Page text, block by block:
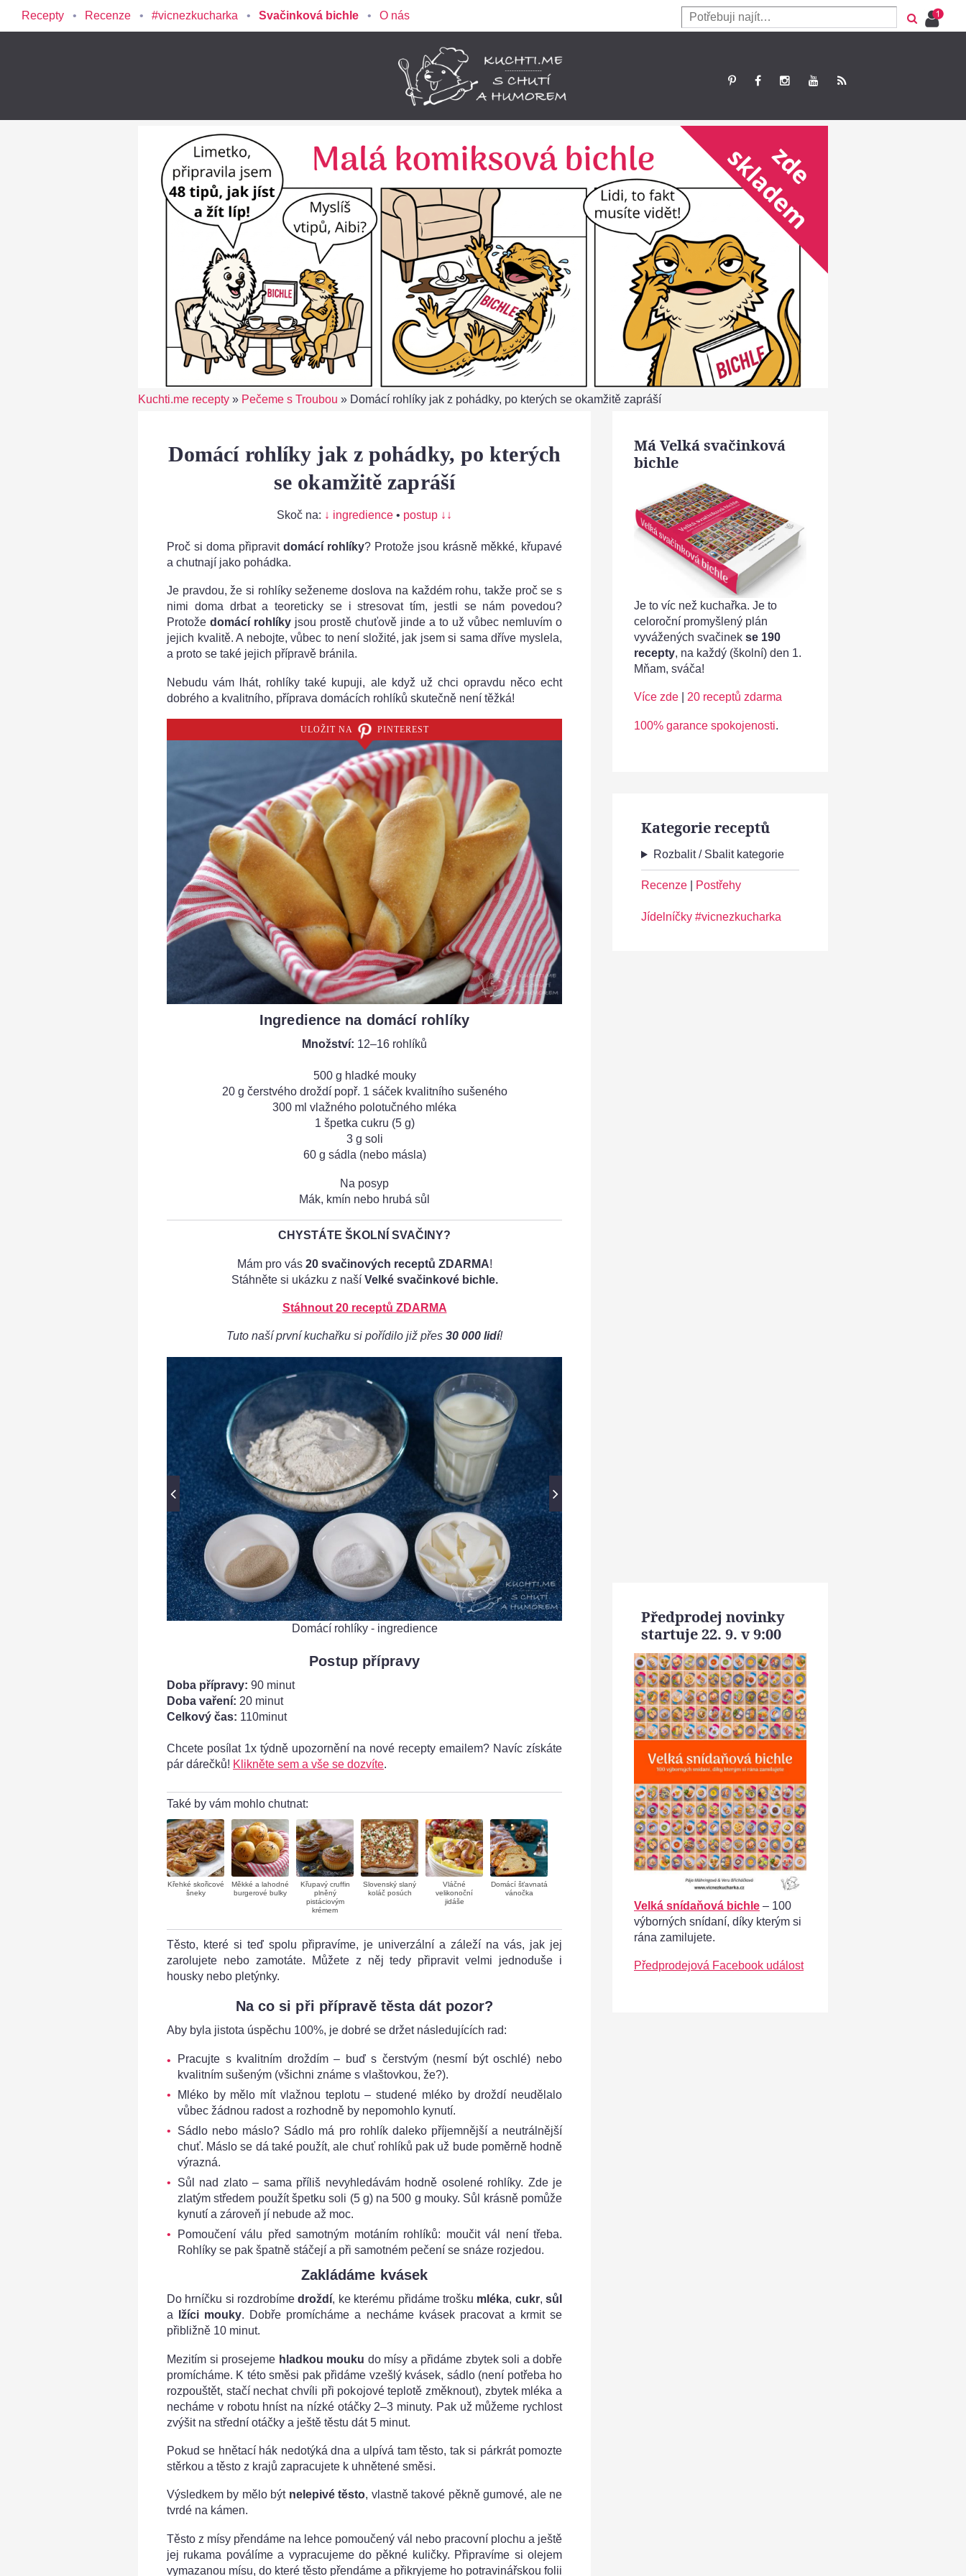
Recepty Recenze #vicnezkucharka Svačinková bichle O nás
Kuchti.me recepty » Pečeme s Troubou » Domácí rohlíky jak z pohádky, po kterých se okamžitě zapráší
Domácí rohlíky jak z pohádky, po kterých
se okamžitě zapráší
Skoč na: ↓ ingredience • postup ↓↓
Proč si doma připravit domácí rohlíky? Protože jsou krásně měkké, křupavé
a chutnají jako pohádka.
Je pravdou, že si rohlíky seženeme doslova na každém rohu, takže proč se s
nimi doma drbat a teoreticky se i stresovat tím, jestli se nám povedou?
Protože domácí rohlíky jsou prostě chuťově jinde a to už vůbec nemluvím o
jejich kvalitě. A nebojte, vůbec to není složité, jak jsem si sama dříve myslela,
a proto se také jejich přípravě bránila.
Nebudu vám lhát, rohlíky také kupuji, ale když už chci opravdu něco echt
dobrého a kvalitního, příprava domácích rohlíků skutečně není těžká!
ULOŽIT NA PINTEREST
Ingredience na domácí rohlíky
Množství: 12–16 rohlíků
500 g hladké mouky
20 g čerstvého droždí popř. 1 sáček kvalitního sušeného
300 ml vlažného polotučného mléka
1 špetka cukru (5 g)
3 g soli
60 g sádla (nebo másla)
Na posyp
Mák, kmín nebo hrubá sůl
CHYSTÁTE ŠKOLNÍ SVAČINY?
Mám pro vás 20 svačinových receptů ZDARMA!
Stáhněte si ukázku z naší Velké svačinkové bichle.
Stáhnout 20 receptů ZDARMA
Tuto naší první kuchařku si pořídilo již přes 30 000 lidí!
Domácí rohlíky - ingredience Domácí rohlíky - založíme si kvásek
Postup přípravy
Doba přípravy: 90 minut
Doba vaření: 20 minut
Celkový čas: 110minut
Chcete posílat 1x týdně upozornění na nové recepty emailem? Navíc získáte
pár dárečků! Klikněte sem a vše se dozvíte.
Také by vám mohlo chutnat:
Křehké skořicové
šneky
Měkké a lahodné
burgerové bulky
Křupavý cruffin
plněný
pistáciovým
krémem
Slovenský slaný
koláč posúch
Vláčné
velikonoční
jidáše
Domácí šťavnatá
vánočka
Těsto, které si teď spolu připravíme, je univerzální a záleží na vás, jak jej
zarolujete nebo zamotáte. Můžete z něj tedy připravit velmi jednoduše i
housky nebo pletýnky.
Na co si při přípravě těsta dát pozor?
Aby byla jistota úspěchu 100%, je dobré se držet následujících rad:
Pracujte s kvalitním droždím – buď s čerstvým (nesmí být oschlé) nebo
kvalitním sušeným (všichni známe s vlaštovkou, že?).
Mléko by mělo mít vlažnou teplotu – studené mléko by droždí neudělalo
vůbec žádnou radost a rozhodně by nepomohlo kynutí.
Sádlo nebo máslo? Sádlo má pro rohlík daleko příjemnější a neutrálnější
chuť. Máslo se dá také použít, ale chuť rohlíků pak už bude poměrně hodně
výrazná.
Sůl nad zlato – sama příliš nevyhledávám hodně osolené rohlíky. Zde je
zlatým středem použít špetku soli (5 g) na 500 g mouky. Sůl krásně pomůže
kynutí a zároveň jí nebude až moc.
Pomoučení válu před samotným motáním rohlíků: moučit vál není třeba.
Rohlíky se pak špatně stáčejí a při samotném pečení se snáze rozjedou.
Zakládáme kvásek
Do hrníčku si rozdrobímedroždí, ke kterému přidáme trošku mléka, cukr,sůl
a
lžíci mouky. Dobře promícháme a necháme kvásek pracovat a krmit se
přibližně 10 minut.
Mezitím si prosejeme hladkou mouku do mísy a přidáme zbytek soli a dobře
promícháme. K této směsi pak přidáme vzešlý kvásek, sádlo (není potřeba ho
rozpouštět, stačí nechat chvíli při pokojové teplotě změknout), zbytek mléka a
necháme v robotu hníst na nízké otáčky 2–3 minuty. Pak už můžeme rychlost
zvýšit na střední otáčky a ještě těstu dát 5 minut.
Pokud se hnětací hák nedotýká dna a ulpívá tam těsto, tak si párkrát pomozte
stěrkou a těsto z krajů zapracujete k uhnětené směsi.
Výsledkem by mělo být nelepivé těsto, vlastně takové pěkně gumové, ale ne
tvrdé na kámen.
Těsto z mísy přendáme na lehce pomoučený vál nebo pracovní plochu a ještě
jej rukama poválíme a vypracujeme do pěkné kuličky. Připravíme si olejem
vymazanou mísu, do které těsto přendáme a přikryjeme ho potravinářskou folii
Má Velká svačinková
bichle
Je to víc než kuchařka. Je to
celoroční promyšlený plán
vyvážených svačinek se 190
recepty, na každý (školní) den 1.
Mňam, sváča!
Více zde 20 receptů zdarma
100% garance spokojenosti.
Kategorie receptů
Rozbalit / Sbalit kategorie
Recenze Postřehy
Jídelníčky #vicnezkucharka
Předprodej novinky
startuje 22. 9. v 9:00
Velká snídaňová bichle – 100
výborných snídaní, díky kterým si
rána zamilujete.
Předprodejová Facebook událost